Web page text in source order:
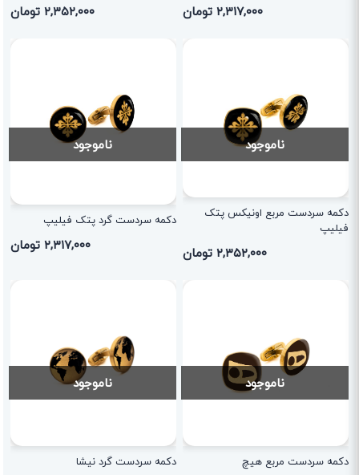
۲,۳۱۷,۰۰۰ تومان ۲,۳۵۲,۰۰۰ تومان
دکمه سردست مربع اونیکس پتک
فیلیپ
۲,۳۵۲,۰۰۰ تومان
ناموجود
دکمه سردست گرد پتک فیلیپ
۲,۳۱۷,۰۰۰ تومان
ناموجود
دکمه سردست مربع هیچ
ناموجود
دکمه سردست گرد نیشا
ناموجود